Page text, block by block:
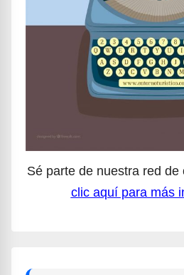
Sé parte de nuestra red de
clic aquí para más